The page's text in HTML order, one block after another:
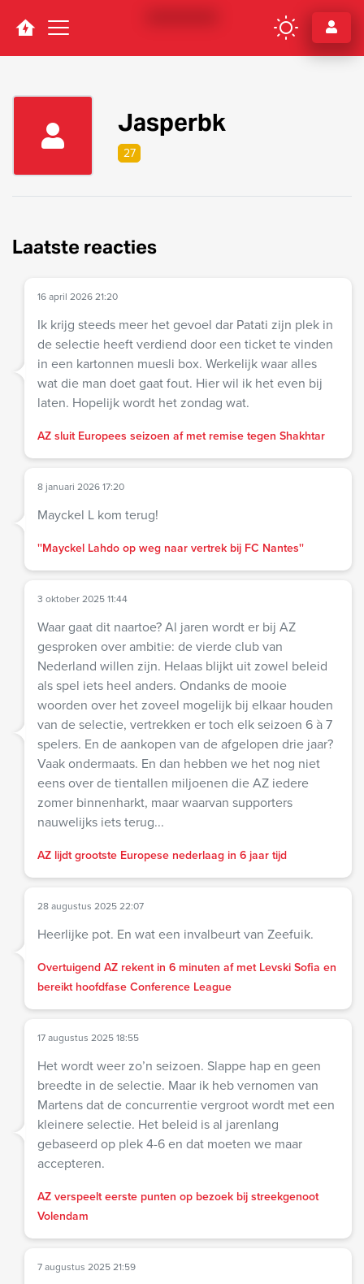
Navigation
Jasperbk
27
Laatste reacties
16 april 2026 21:20
Ik krijg steeds meer het gevoel dar Patati zijn plek in
de selectie heeft verdiend door een ticket te vinden
in een kartonnen muesli box. Werkelijk waar alles
wat die man doet gaat fout. Hier wil ik het even bij
laten. Hopelijk wordt het zondag wat.
AZ sluit Europees seizoen af met remise tegen Shakhtar
8 januari 2026 17:20
Mayckel L kom terug!
''Mayckel Lahdo op weg naar vertrek bij FC Nantes''
3 oktober 2025 11:44
Waar gaat dit naartoe? Al jaren wordt er bij AZ
gesproken over ambitie: de vierde club van
Nederland willen zijn. Helaas blijkt uit zowel beleid
als spel iets heel anders. Ondanks de mooie
woorden over het zoveel mogelijk bij elkaar houden
van de selectie, vertrekken er toch elk seizoen 6 à 7
spelers. En de aankopen van de afgelopen drie jaar?
Vaak ondermaats. En dan hebben we het nog niet
eens over de tientallen miljoenen die AZ iedere
zomer binnenharkt, maar waarvan supporters
nauwelijks iets terug...
AZ lijdt grootste Europese nederlaag in 6 jaar tijd
28 augustus 2025 22:07
Heerlijke pot. En wat een invalbeurt van Zeefuik.
Overtuigend AZ rekent in 6 minuten af met Levski Sofia en
bereikt hoofdfase Conference League
17 augustus 2025 18:55
Het wordt weer zo’n seizoen. Slappe hap en geen
breedte in de selectie. Maar ik heb vernomen van
Martens dat de concurrentie vergroot wordt met een
kleinere selectie. Het beleid is al jarenlang
gebaseerd op plek 4-6 en dat moeten we maar
accepteren.
AZ verspeelt eerste punten op bezoek bij streekgenoot
Volendam
7 augustus 2025 21:59